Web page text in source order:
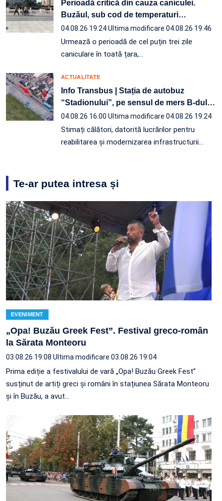
Perioadă critică din cauza caniculei.
Buzăul, sub cod de temperaturi…
04.08.26 19:24Ultima modificare 04.08.26 19:46
Urmează o perioadă de cel puțin trei zile
caniculare în toată țara,…
ACTUALITATE
Info Transbus | Stația de autobuz
“Stadionului”, pe sensul de mers B-dul …
04.08.26 16:00 Ultima modificare 04.08.26 19:24
Stimați călători, datorită lucrărilor pentru
reabilitarea și modernizarea infrastructurii…
Te-ar putea intresa și
EVENIMENT
„Opa! Buzău Greek Fest”. Festival greco-român
la Sărata Monteoru
03.08.26 19:08 Ultima modificare 03.08.26 19:04
Prima ediție a festivalului de vară „Opa! Buzău Greek Fest”
susținut de artiți greci și români în stațiunea Sărata Monteoru
și în Buzău, a avut…